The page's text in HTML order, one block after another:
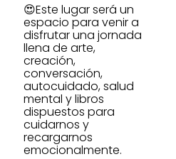
😍Este lugar será un
espacio para venir a
disfrutar una jornada
llena de arte,
creación,
conversación,
autocuidado, salud
mental y libros
dispuestos para
cuidarnos y
recargarnos
emocionalmente.